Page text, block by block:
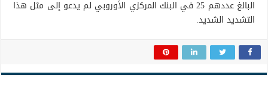
البالغ عددهم 25 في البنك المركزي الأوروبي لم يدعو إلى مثل هذا
التشديد الشديد.